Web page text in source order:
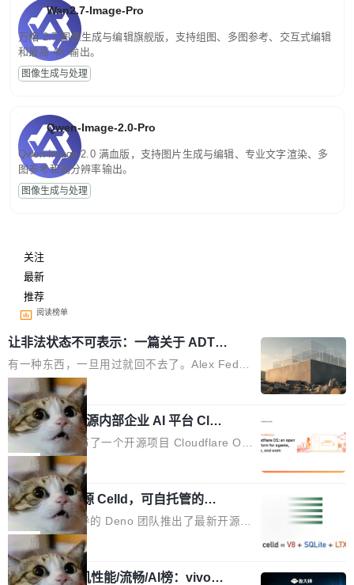
Wan2.7-Image-Pro
万相 2.7 图像生成与编辑旗舰版，支持组图、多图参考、交互式编辑
和最高 4K 输出。
图像生成与处理
Qwen-Image-2.0-Pro
Qwen-Image-2.0 满血版，支持图片生成与编辑、专业文字渲染、多
图参考和高分辨率输出。
图像生成与处理
关注
最新
推荐
阅读榜单
让非法状态不可表示：一篇关于 ADT
的帖子在 Reddit 火了
有一种东西，一旦用过就回不去了。Alex Fedos
eev 管它叫"软件设计的基石"。 他说的东西不新
鲜——代数数据类型（ADT），尤其是和类型
（sum type）。但他说清楚了一件事：这不是类
型系统的学术体操，是日常编码的思维方式。 文
章从一个简单的例子切入。一个网站的深色主题
设置，如果用布尔值 + 可空字段来表示——bool
ean 表示是否可切换，nullable 的默认模式、浅
色方案、深色方案——会产生大量无意义的组
合。方案缺了、配置冲突了、全 null 了。要知道
哪些组合有效，作者说，你得靠"文档、校验、或
者部落知识"。 换个写法。Rust 的 enum，两个
局
Cloudflare 开源内部企业 AI 平台 Clou
dflare OS
Cloudflare 发布了一个开源项目 Cloudflare O
S。如果你只看官方博客，你会觉得这是又一
个"AI 知识库 + 聊天机器人"——每个大厂都在
做，没什么新鲜的。 但 Kenton Varda 在 Twitte
r 上把事情说清楚了： 今天我们发布了 Cloudfla
re OS，一个带连接器的聊天机器人，跟其他所
有科技公司做的一样。只不过，实际上它不一
样。这是 Sandstorm.io 的重制版，我十年前的
局
Deno 团队开源 Celld，可自托管的分
布式 Durable Objects
Ryan Dahl 领导的 Deno 团队推出了最新开源项
目 Celld，一个能在自己机器上运行 Cloudflare
Workers 和 Durable Objects 的守护进程。 设
计思路很直接：每个对象是一个独立的 SQLite
局
鲁大师7月新机性能/流畅/AI榜：vivo夺